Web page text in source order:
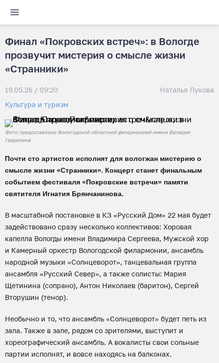
Финал «Покровских встреч»: в Вологде
прозвучит мистерия о смысле жизни
«Странники»
19.05.26 / 09:20
Наталья Лукова
Культура и туризм
Фото предоставлено Вологодской областной филармонией имени Валерия
Гаврилина
Почти сто артистов исполнят для вологжан мистерию о
смысле жизни «Странники». Концерт станет финальным
событием фестиваля «Покровские встречи» памяти
святителя Игнатия Брянчанинова.
В масштабной постановке в КЗ «Русский Дом» 22 мая будет
задействовано сразу несколько коллективов: Хоровая
капелла Вологды имени Владимира Сергеева, Мужской хор
и Камерный оркестр Вологодской филармонии, ансамбль
народной музыки «Солнцеворот», танцевальная группа
ансамбля «Русский Север», а также солисты: Мария
Щетинина (сопрано), Антон Николаев (баритон), Сергей
Вторушин (тенор).
Необычно и то, что ансамбль «Солнцеворот» будет петь из
зала. Также в зале, рядом со зрителями, выступит и
хореографический ансамбль. А вокалисты свои сольные
партии исполнят, и вовсе находясь на балконах.